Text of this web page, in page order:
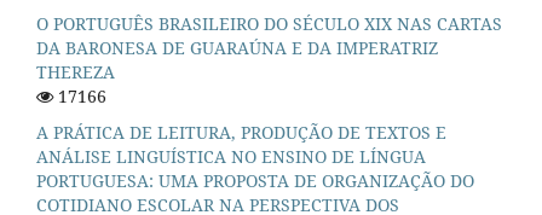
O PORTUGUÊS BRASILEIRO DO SÉCULO XIX NAS CARTAS
DA BARONESA DE GUARAÚNA E DA IMPERATRIZ
THEREZA
17166
A PRÁTICA DE LEITURA, PRODUÇÃO DE TEXTOS E
ANÁLISE LINGUÍSTICA NO ENSINO DE LÍNGUA
PORTUGUESA: UMA PROPOSTA DE ORGANIZAÇÃO DO
COTIDIANO ESCOLAR NA PERSPECTIVA DOS